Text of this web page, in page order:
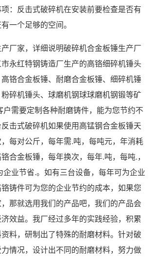
：反击式破碎机在安装前要检查是否有
一个足够的空间。
厂家，详细说明破碎机合金板锤生产厂
永红特钢铸造厂生产的高铬细碎机锤头
铬合金板锤、耐磨合金板锤、细碎机锤
碎机锤头、球磨机钢球球磨机钢锻等矿
户需要定制各种耐磨铸件，能为您节约不
击式破碎机如果使用高锰钢合金板锤天
每对公斤，每年需.吨，每吨元，年消耗
合金板锤，每年换次，每年.吨，每吨.，
业节省.。如有三台设备，每年可为企业
铸件可为您的企业节约的成本，如果您
那就选用我们的产品吧，我们的产品会
效益。我厂经过多年的实践经验，积累
料，研制出了特殊的耐磨材料。针对破
情况，设计出不同的耐磨材料，努力做